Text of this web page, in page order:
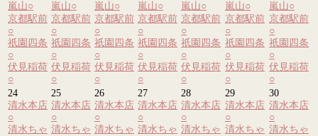
嵐山○
京都駅前
○
祇園四条
○
伏見稲荷
○
嵐山○
京都駅前
○
祇園四条
○
伏見稲荷
○
嵐山○
京都駅前
○
祇園四条
○
伏見稲荷
○
嵐山○
京都駅前
○
祇園四条
○
伏見稲荷
○
嵐山○
京都駅前
○
祇園四条
○
伏見稲荷
○
嵐山○
京都駅前
○
祇園四条
○
伏見稲荷
○
嵐山○
京都駅前
○
祇園四条
○
伏見稲荷
○
24
清水本店
○
清水ちゃ
25
清水本店
○
清水ちゃ
26
清水本店
○
清水ちゃ
27
清水本店
○
清水ちゃ
28
清水本店
○
清水ちゃ
29
清水本店
○
清水ちゃ
30
清水本店
○
清水ちゃ